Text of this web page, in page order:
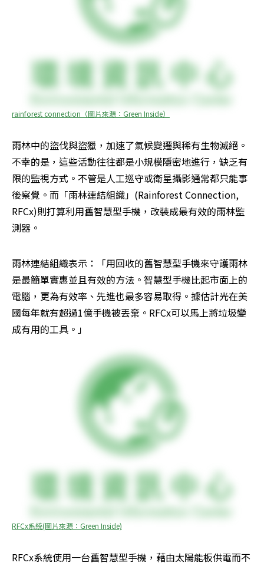
rainforest connection（圖片來源：Green Inside）
雨林中的盜伐與盜獵，加速了氣候變遷與稀有生物滅絕。
不幸的是，這些活動往往都是小規模隱密地進行，缺乏有
限的監視方式。不管是人工巡守或衛星攝影通常都只能事
後察覺。而「雨林連結組織」(Rainforest Connection,
RFCx)則打算利用舊智慧型手機，改裝成最有效的雨林監
測器。
雨林連結組織表示：「用回收的舊智慧型手機來守護雨林
是最簡單實惠並且有效的方法。智慧型手機比起市面上的
電腦，更為有效率、先進也最多容易取得。據估計光在美
國每年就有超過1億手機被丟棄。RFCx可以馬上將垃圾變
成有用的工具。」
RFCx系統(圖片來源：Green Inside)
RFCx系統使用一台舊智慧型手機，藉由太陽能板供電而不